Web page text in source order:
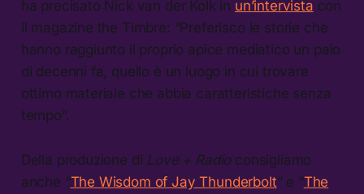
ha precisato Nick van der Kolk in un’intervista con
il magazine the Timbre: “Preferisco le storie che
hanno raggiunto il proprio apice mediatico un paio
di decenni fa, quello è un luogo in cui trovare
ottimo materiale che abbia caratteristiche senza
tempo”.
Della produzione di Love + Radio consigliamo
anche “The Wisdom of Jay Thunderbolt” e “The